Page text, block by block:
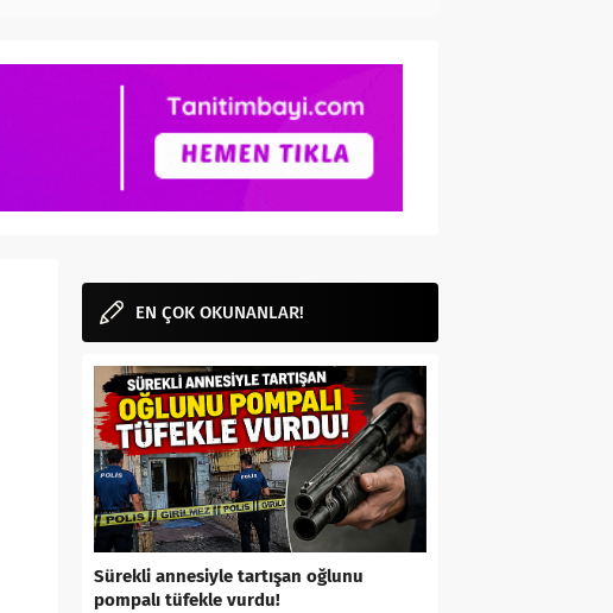
EN ÇOK OKUNANLAR!
Sürekli annesiyle tartışan oğlunu
pompalı tüfekle vurdu!